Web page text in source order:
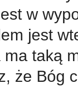
w
jest
taką
że Bóg